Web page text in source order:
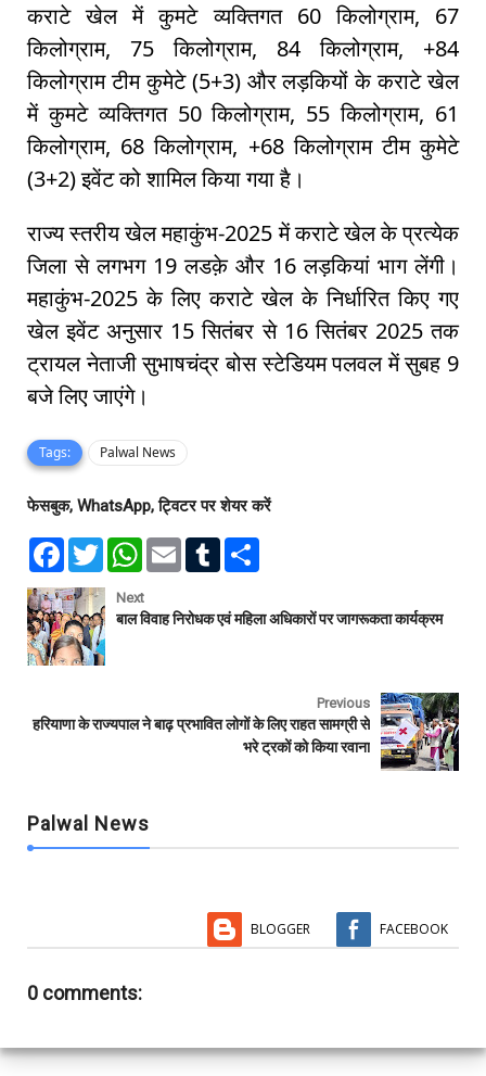
कराटे खेल में कुमटे व्यक्तिगत 60 किलोग्राम, 67
किलोग्राम, 75 किलोग्राम, 84 किलोग्राम, +84
किलोग्राम टीम कुमेटे (5+3) और लड़कियों के कराटे खेल
में कुमटे व्यक्तिगत 50 किलोग्राम, 55 किलोग्राम, 61
किलोग्राम, 68 किलोग्राम, +68 किलोग्राम टीम कुमेटे
(3+2) इवेंट को शामिल किया गया है।
राज्य स्तरीय खेल महाकुंभ-2025 में कराटे खेल के प्रत्येक
जिला से लगभग 19 लडक़े और 16 लड़कियां भाग लेंगी।
महाकुंभ-2025 के लिए कराटे खेल के निर्धारित किए गए
खेल इवेंट अनुसार 15 सितंबर से 16 सितंबर 2025 तक
ट्रायल नेताजी सुभाषचंद्र बोस स्टेडियम पलवल में सुबह 9
बजे लिए जाएंगे।
Tags: Palwal News
फेसबुक, WhatsApp, ट्विटर पर शेयर करें
F
e
b
o
o
k
T
w
t
e
r
W
t
s
E
l
T
l
r
e
Next
बाल विवाह निरोधक एवं महिला अधिकारों पर जागरूकता कार्यक्रम
Previous
हरियाणा के राज्यपाल ने बाढ़ प्रभावित लोगों के लिए राहत सामग्री से
भरे ट्रकों को किया रवाना
Palwal News
BLOGGER FACEBOOK
0 comments: